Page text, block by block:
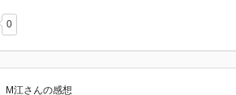
0
M江さんの感想